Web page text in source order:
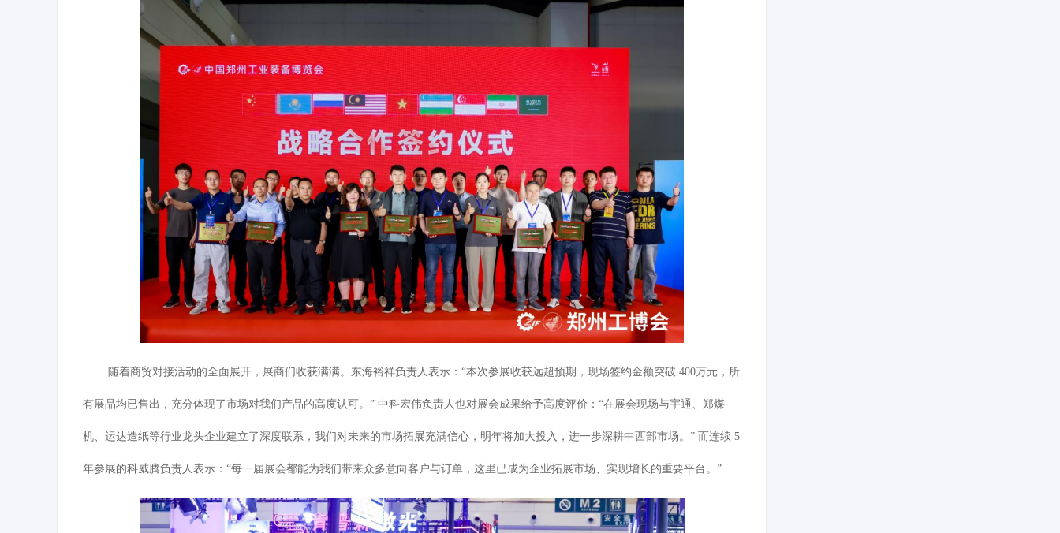
随着商贸对接活动的全面展开，展商们收获满满。 东海裕祥负责人表示：“本次参展收获远超预期，现场签约金额突破 400万元，所
有展品均已售出 ，充分体现了市场对我们产品的高度认可。” 中科宏伟负责人也对展会成果给予高度评价：“在展会现场与宇通、郑煤
机、运达造纸等行业龙头企业建立了深度联系，我们对未来的市场拓展充满信心，明年将加大投入，进一步深耕中西部市场。” 而连续 5
年参展的科威腾负责人 表示 ：“每一届展会都能为我们带来众多意向客户与订单，这里已成为企业拓展市场、实现增长的重要平台。”